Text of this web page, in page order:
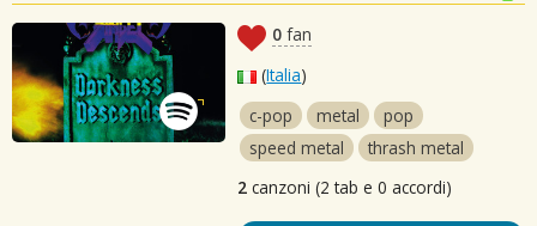
0 fan
(Italia)
c-pop
metal
pop
speed metal
thrash metal
2 canzoni (2 tab e 0 accordi)